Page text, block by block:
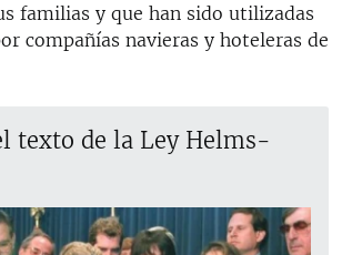
familias y que han sido utilizadas
compañías navieras y hoteleras de
texto de la Ley Helms-